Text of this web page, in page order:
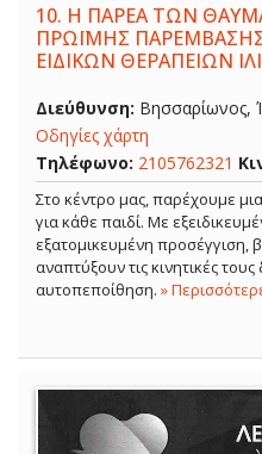
10. Η ΠΑΡΕΑ ΤΩΝ
ΠΡΩΪΜΗΣ
ΕΙΔΙΚΩΝ ΘΕΡΑΠΕΙΩΝ
Διεύθυνση: Βησσαρίωνος,
Οδηγίες χάρτη
Τηλέφωνο: 2105762321
Στο κέντρο μας, παρέχουμε
για κάθε παιδί. Με
εξατομικευμένη προσέγγιση,
αναπτύξουν τις κινητικές
αυτοπεποίθηση. »